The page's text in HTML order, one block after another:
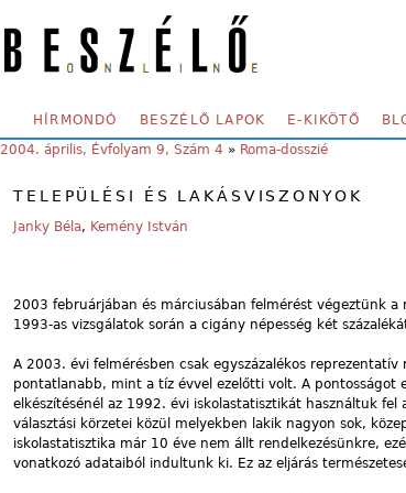
SECONDARY MENU
HÍRMONDÓ BESZÉLŐ LAPOK E-KIKÖTŐ
YOU ARE HERE:
2004. április, Évfolyam 9, Szám 4 » Roma-dosszié
TELEPÜLÉSI ÉS LAKÁSVISZONYOK
Janky Béla, Kemény István
2003 februárjában és márciusában felmérést végeztünk
1993-as vizsgálatok során a cigány népesség két
A 2003. évi felmérésben csak egyszázalékos
pontatlanabb, mint a tíz évvel ezelőtti volt. A pontosságot
elkészítésénél az 1992. évi iskolastatisztikát használtuk
választási körzetei közül melyekben lakik nagyon sok,
iskolastatisztika már 10 éve nem állt rendelkezésünkre,
vonatkozó adataiból indultunk ki. Ez az eljárás